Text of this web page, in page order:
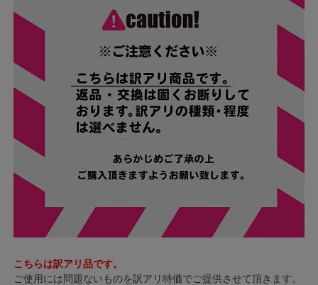
こちらは訳アリ品です。
ご使用には問題ないものを訳アリ特価でご提供させて頂きます。